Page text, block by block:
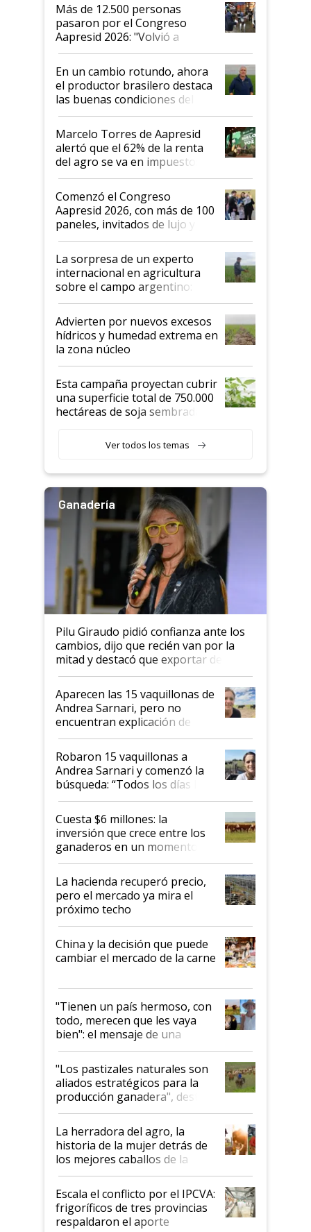
Más de 12.500 personas
pasaron por el Congreso
Aapresid 2026: "Volvió a
demostrar que hablar del
suelo es hablar de todo el
sistema productivo"
En un cambio rotundo, ahora
el productor brasilero destaca
las buenas condiciones del
agro argentino para invertir:
"Los veo más motivados"
Marcelo Torres de Aapresid
alertó que el 62% de la renta
del agro se va en impuestos:
"No es bueno que en
Argentina se sigan discutiendo
las mismas cosas de hace 50
años"
Comenzó el Congreso
Aapresid 2026, con más de 100
paneles, invitados de lujo y
todas las tendencias
La sorpresa de un experto
internacional en agricultura
sobre el campo argentino:
"Estoy muy impresionado"
Advierten por nuevos excesos
hídricos y humedad extrema en
la zona núcleo
Esta campaña proyectan cubrir
una superficie total de 750.000
hectáreas de soja sembradas
variedades que marcan un
salto tecnológico en genética y
Ver todos los temas
Ganadería
Pilu Giraudo pidió confianza ante los
cambios, dijo que recién van por la
mitad y destacó que exportar dejó de
ser "para unos pocos": "Tenemos un
mandato muy claro del gobierno
nacional"
Aparecen las 15 vaquillonas de
Andrea Sarnari, pero no
encuentran explicación de
cómo llegaron allí
Robaron 15 vaquillonas a
Andrea Sarnari y comenzó la
búsqueda: “Todos los días le
toca a algún productor”
Cuesta $6 millones: la
inversión que crece entre los
ganaderos en un momento
histórico para la actividad
La hacienda recuperó precio,
pero el mercado ya mira el
próximo techo
China y la decisión que puede
cambiar el mercado de la carne
"Tienen un país hermoso, con
todo, merecen que les vaya
bien": el mensaje de una
ganadera uruguaya sobre las
oportunidades que se abren
para el agro en Argentina, con
foco en la carne
"Los pastizales naturales son
aliados estratégicos para la
producción ganadera", destaca
la iniciativa que ya reúne a 46
establecimientos en Argentina
La herradora del agro, la
historia de la mujer detrás de
los mejores caballos de la
Argentina y los mitos que
todavía hacen sufrir a estos
animales: "Mientras me
descalificaban, yo seguí
haciendo currículum"
Escala el conflicto por el IPCVA:
frigoríficos de tres provincias
respaldaron el aporte